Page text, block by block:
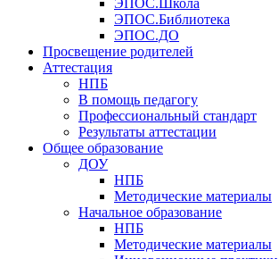
ЭПОС.Школа
ЭПОС.Библиотека
ЭПОС.ДО
Просвещение родителей
Аттестация
НПБ
В помощь педагогу
Профессиональный стандарт
Результаты аттестации
Общее образование
ДОУ
НПБ
Методические материалы
Начальное образование
НПБ
Методические материалы